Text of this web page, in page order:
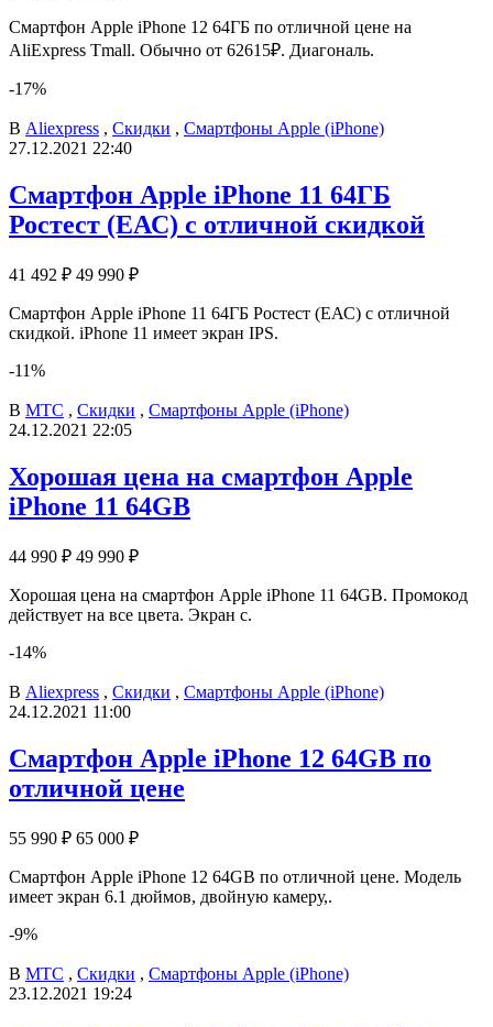
Смартфон Apple iPhone 12 64ГБ по отличной цене на
AliExpress Tmall. Обычно от 62615₽. Диагональ.
-17%
В Aliexpress , Скидки , Смартфоны Apple (iPhone)
27.12.2021 22:40
Смартфон Apple iPhone 11 64ГБ
Ростест (ЕАС) с отличной скидкой
41 492 ₽ 49 990 ₽
Смартфон Apple iPhone 11 64ГБ Ростест (ЕАС) с отличной
скидкой. iPhone 11 имеет экран IPS.
-11%
В МТС , Скидки , Смартфоны Apple (iPhone)
24.12.2021 22:05
Хорошая цена на смартфон Apple
iPhone 11 64GB
44 990 ₽ 49 990 ₽
Хорошая цена на смартфон Apple iPhone 11 64GB. Промокод
действует на все цвета. Экран с.
-14%
В Aliexpress , Скидки , Смартфоны Apple (iPhone)
24.12.2021 11:00
Смартфон Apple iPhone 12 64GB по
отличной цене
55 990 ₽ 65 000 ₽
Смартфон Apple iPhone 12 64GB по отличной цене. Модель
имеет экран 6.1 дюймов, двойную камеру,.
-9%
В МТС , Скидки , Смартфоны Apple (iPhone)
23.12.2021 19:24